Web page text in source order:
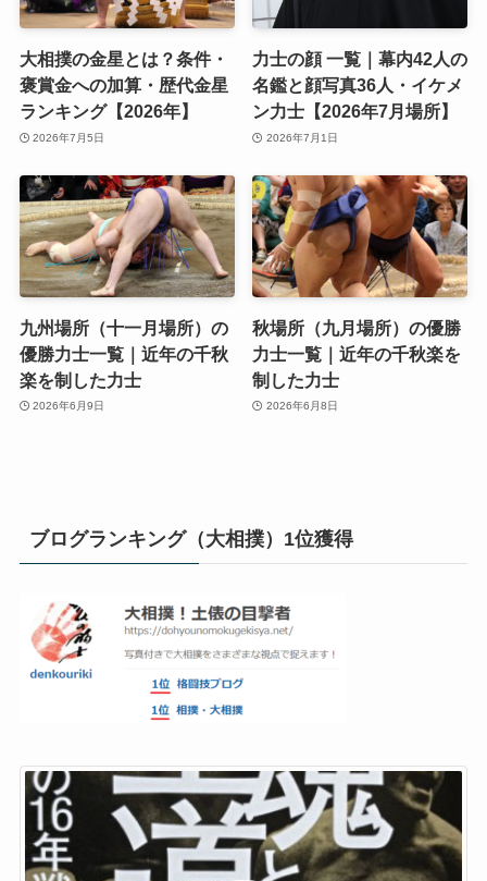
大相撲の金星とは？条件・
褒賞金への加算・歴代金星
ランキング【2026年】
2026年7月5日
力士の顔 一覧｜幕内42人の
名鑑と顔写真36人・イケメ
ン力士【2026年7月場所】
2026年7月1日
九州場所（十一月場所）の
優勝力士一覧｜近年の千秋
楽を制した力士
2026年6月9日
秋場所（九月場所）の優勝
力士一覧｜近年の千秋楽を
制した力士
2026年6月8日
ブログランキング（大相撲）1位獲得